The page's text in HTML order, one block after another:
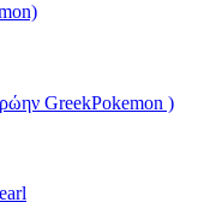
GreekPokemon )